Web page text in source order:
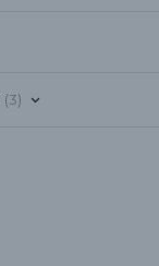
3